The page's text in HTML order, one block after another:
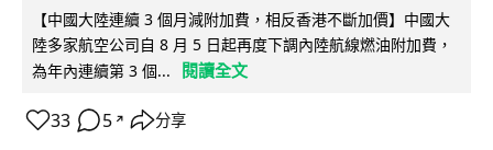
【中國大陸連續 3 個月減附加費，相反香港不斷加價】中國大
陸多家航空公司自 8 月 5 日起再度下調內陸航線燃油附加費，
為年內連續第 3 個...
閱讀全文
33 5 ↗ 分享